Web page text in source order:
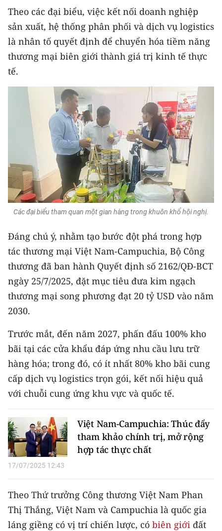
Theo các đại biểu, việc kết nối doanh nghiệp
sản xuất, hệ thống phân phối và dịch vụ logistics
là nhân tố quyết định để chuyển hóa tiềm năng
thương mại biên giới thành giá trị kinh tế thực
tế.
Các đại biểu tham quan một gian hàng trong khuôn khổ hội nghị.
Đáng chú ý, nhằm tạo bước đột phá trong hợp
tác thương mại Việt Nam-Campuchia, Bộ Công
thương đã ban hành Quyết định số 2162/QĐ-BCT
ngày 25/7/2025, đặt mục tiêu đưa kim ngạch
thương mại song phương đạt 20 tỷ USD vào năm
2030.
Trước mắt, đến năm 2027, phấn đấu 100% kho
bãi tại các cửa khẩu đáp ứng nhu cầu lưu trữ
hàng hóa; trong đó, có ít nhất 80% kho bãi cung
cấp dịch vụ logistics trọn gói, kết nối hiệu quả
với chuỗi cung ứng khu vực và quốc tế.
Việt Nam-Campuchia: Thúc đẩy
tham khảo chính trị, mở rộng
hợp tác thực chất
17/07/2025 12:43
Theo Thứ trưởng Công thương Việt Nam Phan
Thị Thắng, Việt Nam và Campuchia là quốc gia
láng giềng có vị trí chiến lược, có biên giới đất